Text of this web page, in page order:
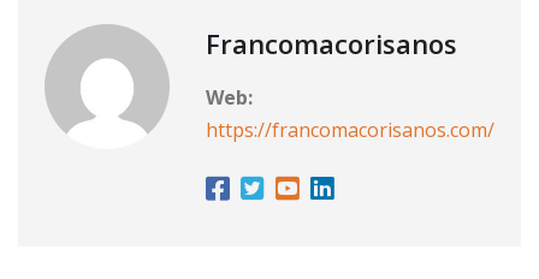
Francomacorisanos
Web:
https://francomacorisanos.com/